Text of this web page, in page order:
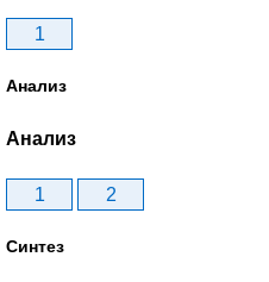
1
Анализ
Анализ
1 2
Синтез